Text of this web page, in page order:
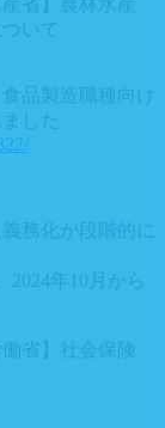
いて
品製造職種向け
した
務化が段階的に
2024年10月から
省】社会保険